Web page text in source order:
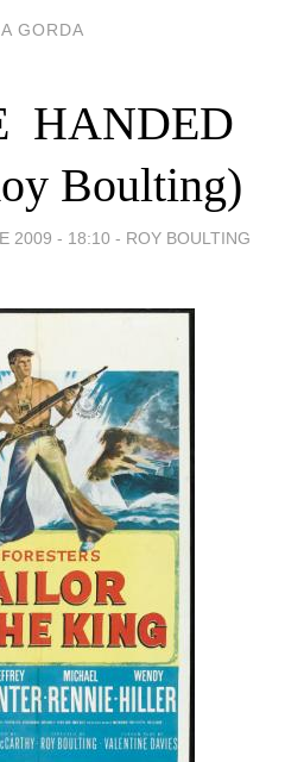
GORDA
 HANDED
Boulting)
2009 - 18:10 - ROY BOULTING